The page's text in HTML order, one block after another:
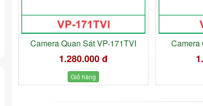
Camera Quan Sát VP-171TVI
1.280.000 đ
Giỏ hàng
Camera